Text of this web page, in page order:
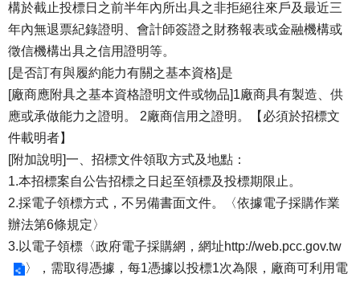
構於截止投標日之前半年內所出具之非拒絕往來戶及最近三
年內無退票紀錄證明、會計師簽證之財務報表或金融機構或
徵信機構出具之信用證明等。
[是否訂有與履約能力有關之基本資格]是
[廠商應附具之基本資格證明文件或物品]1廠商具有製造、供
應或承做能力之證明。 2廠商信用之證明。【必須於招標文
件載明者】
[附加說明]一、招標文件領取方式及地點：
1.本招標案自公告招標之日起至領標及投標期限止。
2.採電子領標方式，不另備書面文件。〈依據電子採購作業
辦法第6條規定〉
3.以電子領標〈政府電子採購網，網址http://web.pcc.gov.tw
〉，需取得憑據，每1憑據以投標1次為限，廠商可利用電